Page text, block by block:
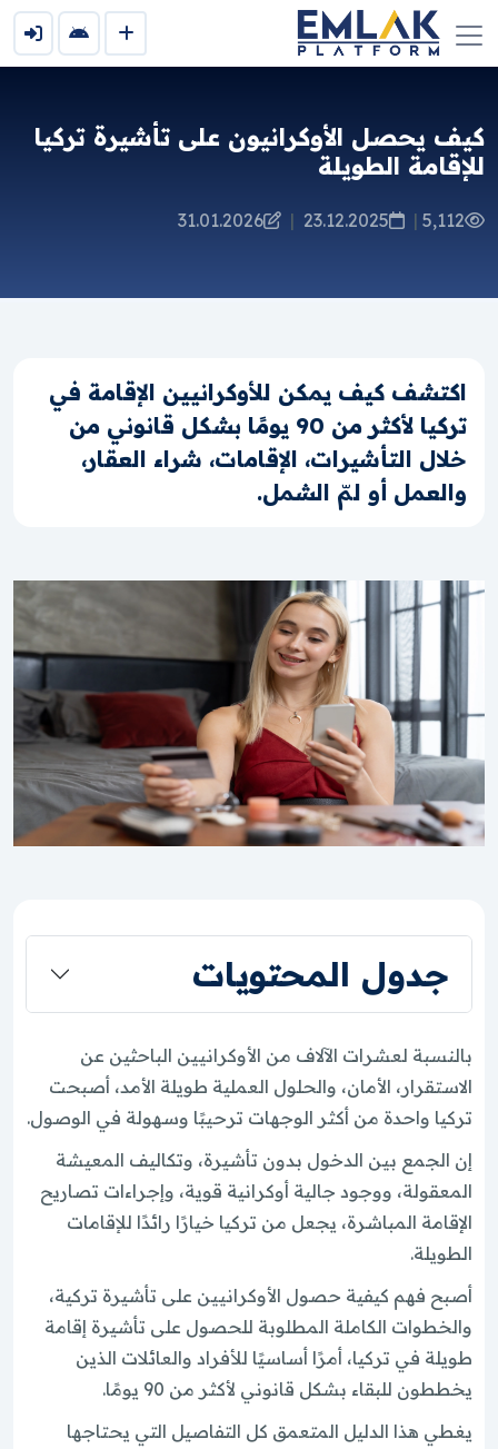
كيف يحصل الأوكرانيون على تأشيرة تركيا
للإقامة الطويلة
5,112
|
23.12.2025
|
31.01.2026
اكتشف كيف يمكن للأوكرانيين الإقامة في
تركيا لأكثر من 90 يومًا بشكل قانوني من
خلال التأشيرات، الإقامات، شراء العقار،
والعمل أو لمّ الشمل.
جدول المحتويات
بالنسبة لعشرات الآلاف من الأوكرانيين الباحثين عن
الاستقرار، الأمان، والحلول العملية طويلة الأمد، أصبحت
تركيا واحدة من أكثر الوجهات ترحيبًا وسهولة في الوصول.
إن الجمع بين الدخول بدون تأشيرة، وتكاليف المعيشة
المعقولة، ووجود جالية أوكرانية قوية، وإجراءات تصاريح
الإقامة المباشرة، يجعل من تركيا خيارًا رائدًا للإقامات
الطويلة.
أصبح فهم كيفية حصول الأوكرانيين على تأشيرة تركية،
والخطوات الكاملة المطلوبة للحصول على تأشيرة إقامة
طويلة في تركيا، أمرًا أساسيًا للأفراد والعائلات الذين
يخططون للبقاء بشكل قانوني لأكثر من 90 يومًا.
يغطي هذا الدليل المتعمق كل التفاصيل التي يحتاجها